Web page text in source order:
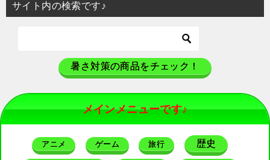
サイト内の検索です♪
暑さ対策の商品をチェック！
メインメニューです♪
アニメ ゲーム 旅行 歴史